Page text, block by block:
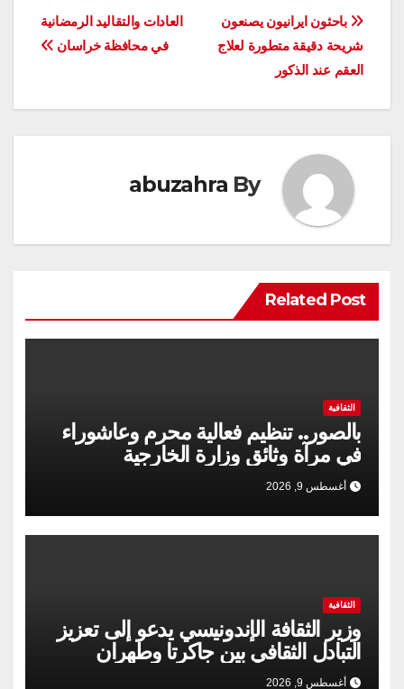
تصفّح
المقالات
العادات والتقاليد الرمضانية
في محافظة خراسان
باحثون ايرانيون يصنعون
شريحة دقيقة متطورة لعلاج
العقم عند الذكور
By
abuzahra
Related Post
الثقافية
بالصور.. تنظيم فعالية محرم وعاشوراء
في مرآة وثائق وزارة الخارجية
أغسطس 9, 2026
الثقافية
وزير الثقافة الإندونيسي يدعو إلى تعزيز
التبادل الثقافي بين جاكرتا وطهران
أغسطس 9, 2026